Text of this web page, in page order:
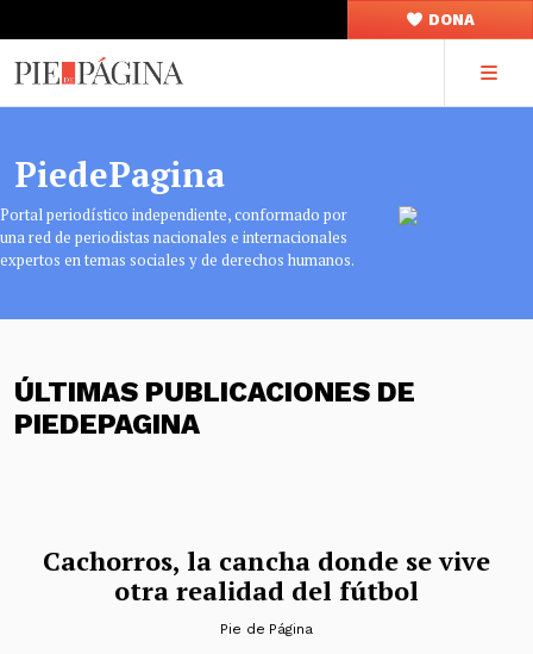
DONA
PiedePagina
Portal periodístico independiente, conformado por
una red de periodistas nacionales e internacionales
expertos en temas sociales y de derechos humanos.
ÚLTIMAS PUBLICACIONES DE
PIEDEPAGINA
Cachorros, la cancha donde se vive
otra realidad del fútbol
Pie de Página